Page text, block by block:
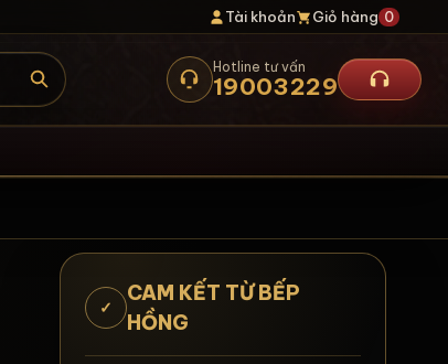
Tài khoản Giỏ hàng 0
Hotline tư vấn
19003229
✓
CAM KẾT TỪ BẾP
HỒNG